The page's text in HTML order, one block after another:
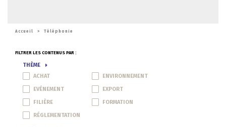
Accueil > Téléphonie
FILTRER LES CONTENUS PAR :
THÈME
ACHAT
ENVIRONNEMENT
EVÉNEMENT
EXPORT
FILIÈRE
FORMATION
RÉGLEMENTATION